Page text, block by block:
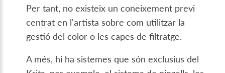
Per tant, no existeix un coneixement previ
centrat en l'artista sobre com utilitzar la
gestió del color o les capes de filtratge.
A més, hi ha sistemes que són exclusius del